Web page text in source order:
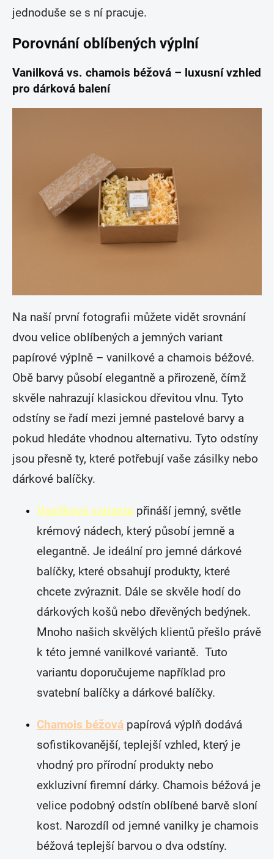
jednoduše se s ní pracuje.
Porovnání oblíbených výplní
Vanilková vs. chamois béžová – luxusní vzhled
pro dárková balení
Na naší první fotografii můžete vidět srovnání
dvou velice oblíbených a jemných variant
papírové výplně – vanilkové a chamois béžové.
Obě barvy působí elegantně a přirozeně, čímž
skvěle nahrazují klasickou dřevitou vlnu. Tyto
odstíny se řadí mezi jemné pastelové barvy a
pokud hledáte vhodnou alternativu. Tyto odstíny
jsou přesně ty, které potřebují vaše zásilky nebo
dárkové balíčky.
Vanilková varianta přináší jemný, světle
krémový nádech, který působí jemně a
elegantně. Je ideální pro jemné dárkové
balíčky, které obsahují produkty, které
chcete zvýraznit. Dále se skvěle hodí do
dárkových košů nebo dřevěných bedýnek.
Mnoho našich skvělých klientů přešlo právě
k této jemné vanilkové variantě. Tuto
variantu doporučujeme například pro
svatební balíčky a dárkové balíčky.
Chamois béžová papírová výplň dodává
sofistikovanější, teplejší vzhled, který je
vhodný pro přírodní produkty nebo
exkluzivní firemní dárky. Chamois béžová je
velice podobný odstín oblíbené barvě sloní
kost. Narozdíl od jemné vanilky je chamois
béžová teplejší barvou o dva odstíny.